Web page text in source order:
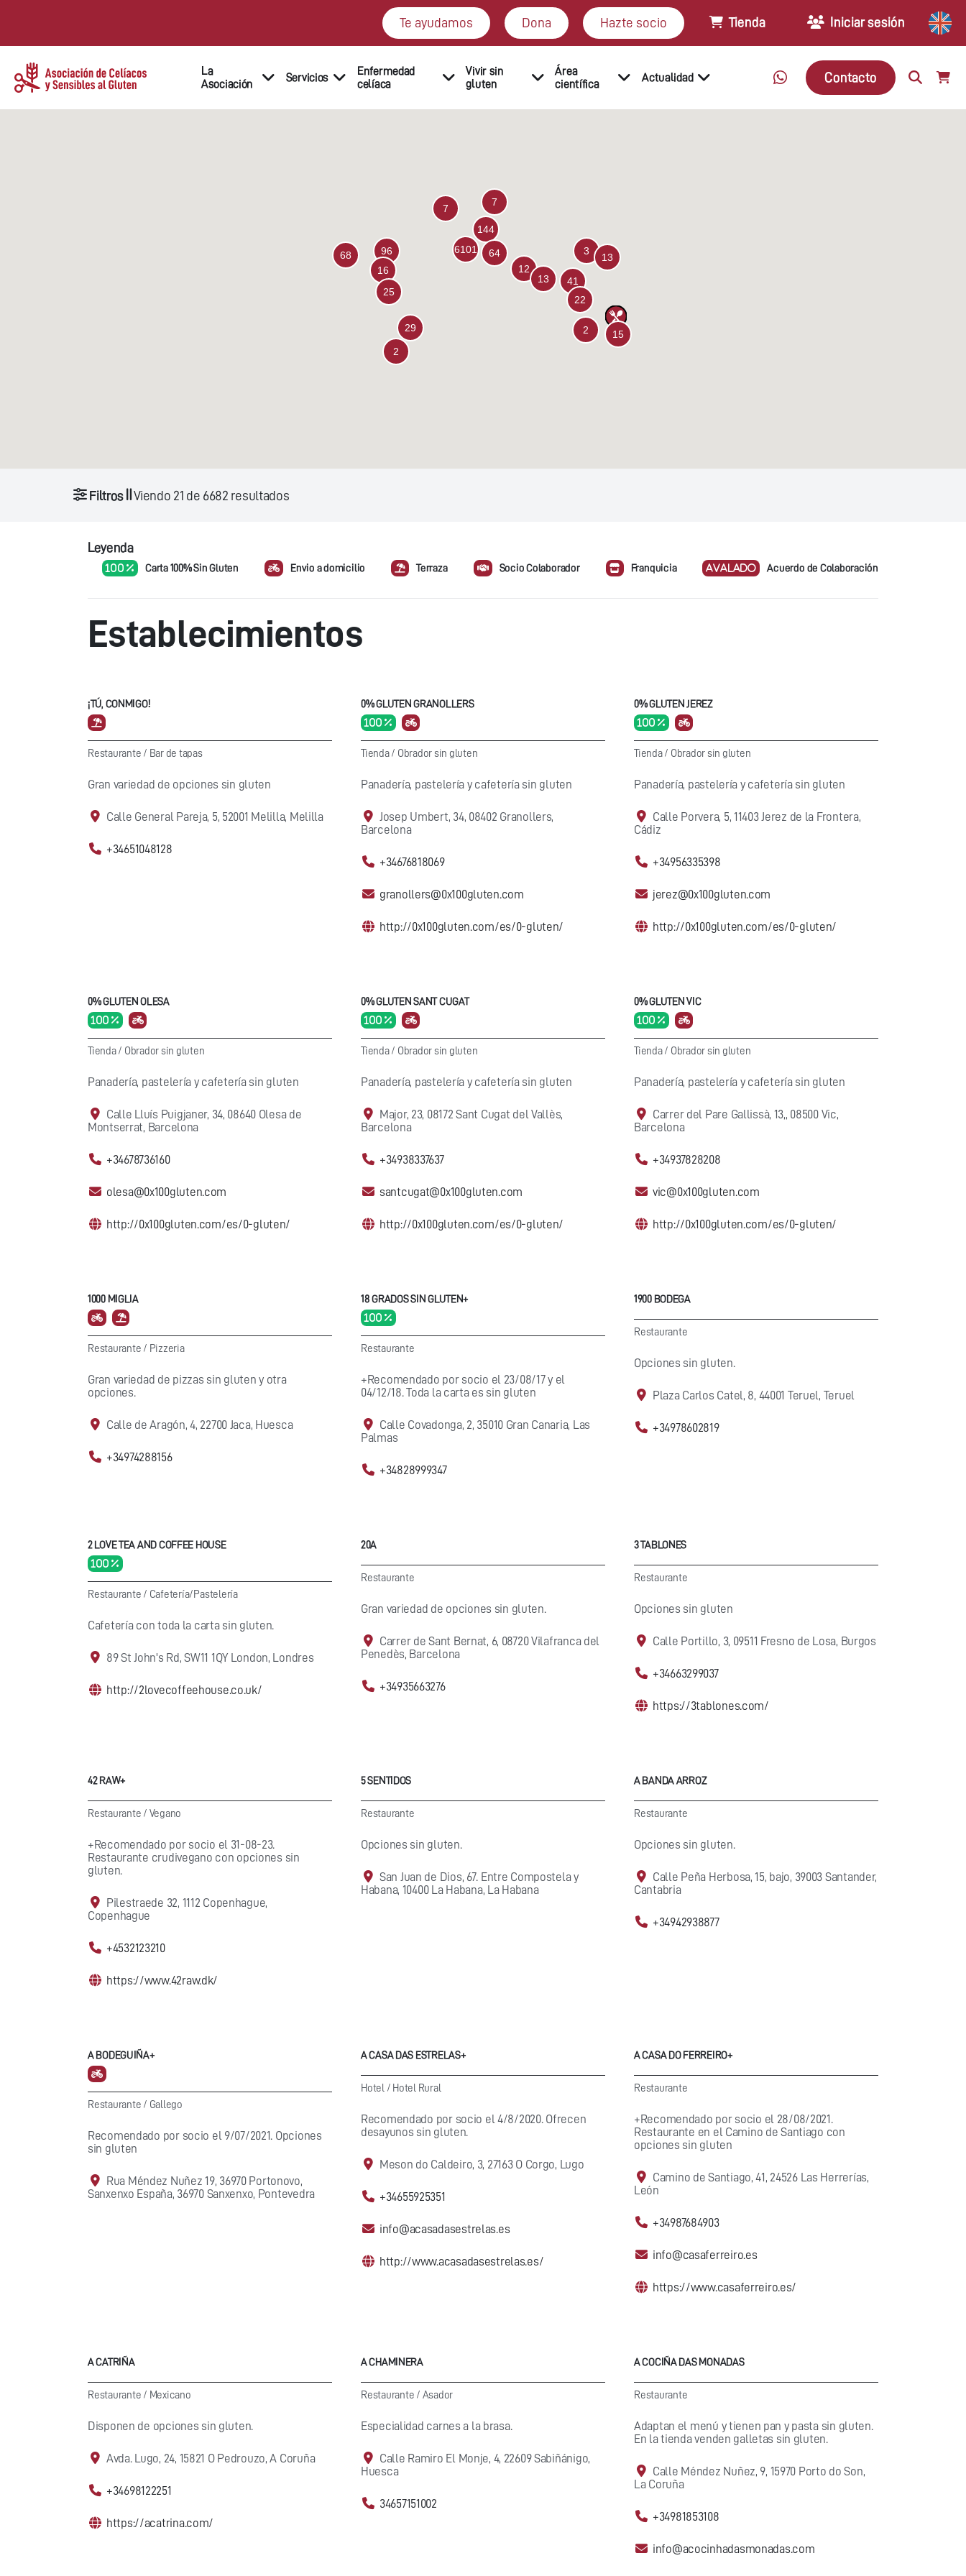
Te ayudamos Dona Hazte socio Tienda Iniciar sesión
La
Asociación
Servicios
Enfermedad
celíaca
Vivir sin
gluten
Área
científica
Actualidad Contacto
Filtros Viendo 21 de 6682 resultados
Leyenda
100 % Carta 100% Sin Gluten Envio a domicilio Terraza Socio Colaborador Franquicia AVALADO Acuerdo de Colaboración
Establecimientos
¡TÚ, CONMIGO!
Restaurante / Bar de tapas
Gran variedad de opciones sin gluten
Calle General Pareja, 5, 52001 Melilla, Melilla
+34651048128
0% GLUTEN GRANOLLERS
100 %
Tienda/ Obrador sin gluten
Panadería, pastelería y cafetería sin gluten
Josep Umbert, 34, 08402 Granollers,
Barcelona
+34676818069
granollers@0x100gluten.com
http://0x100gluten.com/es/0-gluten/
0% GLUTEN JEREZ
100 %
Tienda/ Obrador sin gluten
Panadería, pastelería y cafetería sin gluten
Calle Porvera, 5, 11403 Jerez de la Frontera,
Cádiz
+34956335398
jerez@0x100gluten.com
http://0x100gluten.com/es/0-gluten/
0% GLUTEN OLESA
100 %
Tienda/ Obrador sin gluten
Panadería, pastelería y cafetería sin gluten
Calle Lluís Puigjaner, 34, 08640 Olesa de
Montserrat, Barcelona
+34678736160
olesa@0x100gluten.com
http://0x100gluten.com/es/0-gluten/
0% GLUTEN SANT CUGAT
100 %
Tienda/ Obrador sin gluten
Panadería, pastelería y cafetería sin gluten
Major, 23, 08172 Sant Cugat del Vallès,
Barcelona
+34938337637
santcugat@0x100gluten.com
http://0x100gluten.com/es/0-gluten/
0% GLUTEN VIC
100 %
Tienda/ Obrador sin gluten
Panadería, pastelería y cafetería sin gluten
Carrer del Pare Gallissà, 13,, 08500 Vic,
Barcelona
+34937828208
vic@0x100gluten.com
http://0x100gluten.com/es/0-gluten/
1000 MIGLIA
Restaurante / Pizzeria
Gran variedad de pizzas sin gluten y otra
opciones.
Calle de Aragón, 4, 22700 Jaca, Huesca
+34974288156
18 GRADOS SIN GLUTEN+
100 %
Restaurante
+Recomendado por socio el 23/08/17 y el
04/12/18. Toda la carta es sin gluten
Calle Covadonga, 2, 35010 Gran Canaria, Las
Palmas
+34828999347
1900 BODEGA
Restaurante
Opciones sin gluten.
Plaza Carlos Catel, 8, 44001 Teruel, Teruel
+34978602819
2 LOVE TEA AND COFFEE HOUSE
100 %
Restaurante / Cafetería/Pastelería
Cafetería con toda la carta sin gluten.
89 St John's Rd, SW11 1QY London, Londres
http://2lovecoffeehouse.co.uk/
20A
Restaurante
Gran variedad de opciones sin gluten.
Carrer de Sant Bernat, 6, 08720 Vilafranca del
Penedès, Barcelona
+34935663276
3 TABLONES
Restaurante
Opciones sin gluten
Calle Portillo, 3, 09511 Fresno de Losa, Burgos
+34663299037
https://3tablones.com/
42 RAW+
Restaurante / Vegano
+Recomendado por socio el 31-08-23.
Restaurante crudivegano con opciones sin
gluten.
Pilestraede 32, 1112 Copenhague,
Copenhague
+4532123210
https://www.42raw.dk/
5 SENTIDOS
Restaurante
Opciones sin gluten.
San Juan de Dios, 67. Entre Compostela y
Habana, 10400 La Habana, La Habana
A BANDA ARROZ
Restaurante
Opciones sin gluten.
Calle Peña Herbosa, 15, bajo, 39003 Santander,
Cantabria
+34942938877
A BODEGUIÑA+
Restaurante / Gallego
Recomendado por socio el 9/07/2021. Opciones
sin gluten
Rua Méndez Nuñez 19, 36970 Portonovo,
Sanxenxo España, 36970 Sanxenxo, Pontevedra
A CASA DAS ESTRELAS+
Hotel/ Hotel Rural
Recomendado por socio el 4/8/2020. Ofrecen
desayunos sin gluten.
Meson do Caldeiro, 3, 27163 O Corgo, Lugo
+34655925351
info@acasadasestrelas.es
http://www.acasadasestrelas.es/
A CASA DO FERREIRO+
Restaurante
+Recomendado por socio el 28/08/2021.
Restaurante en el Camino de Santiago con
opciones sin gluten
Camino de Santiago, 41, 24526 Las Herrerías,
León
+34987684903
info@casaferreiro.es
https://www.casaferreiro.es/
A CATRIÑA
Restaurante / Mexicano
Disponen de opciones sin gluten.
Avda. Lugo, 24, 15821 O Pedrouzo, A Coruña
+34698122251
https://acatrina.com/
A CHAMINERA
Restaurante / Asador
Especialidad carnes a la brasa.
Calle Ramiro El Monje, 4, 22609 Sabiñánigo,
Huesca
34657151002
A COCIÑA DAS MONADAS
Restaurante
Adaptan el menú y tienen pan y pasta sin gluten.
En la tienda venden galletas sin gluten.
Calle Méndez Nuñez, 9, 15970 Porto do Son,
La Coruña
+34981853108
info@acocinhadasmonadas.com